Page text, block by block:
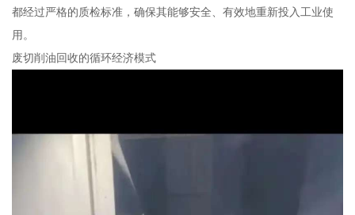
都经过严格的质检标准，确保其能够安全、有效地重新投入工业使
用。
废切削油回收的循环经济模式